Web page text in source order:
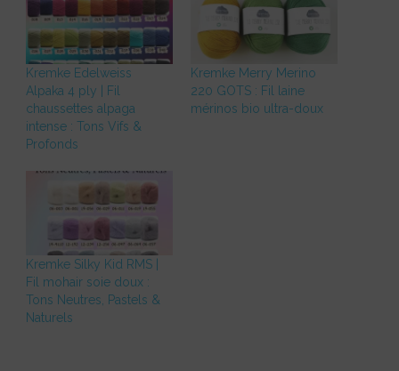
Kremke Edelweiss
Alpaka 4 ply | Fil
chaussettes alpaga
intense : Tons Vifs &
Profonds
Kremke Merry Merino
220 GOTS : Fil laine
mérinos bio ultra-doux
Kremke Silky Kid RMS |
Fil mohair soie doux :
Tons Neutres, Pastels &
Naturels